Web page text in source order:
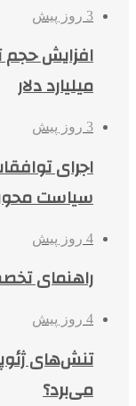
3 روز پیش
میلیارد دلار
3 روز پیش
اجرای
سیاست
4 روز پیش
راهنمای
4 روز پیش
تنش‌های
می‌برد؟